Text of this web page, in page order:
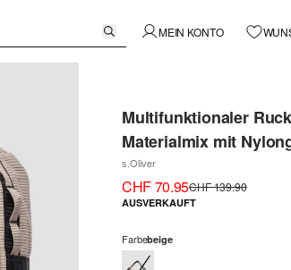
MEIN KONTO
Multifunktionaler
Materialmix mit
s.Oliver
CHF 70.95CHF 139.90
AUSVERKAUFT
Farbebeige